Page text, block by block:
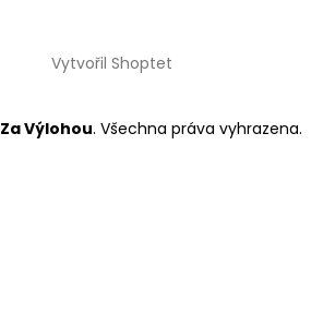
Vytvořil Shoptet
Za Výlohou. Všechna práva vyhrazena.